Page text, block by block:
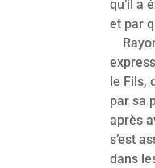
qu’il a
et par
le Fils,
par sa
après
s’est
dans